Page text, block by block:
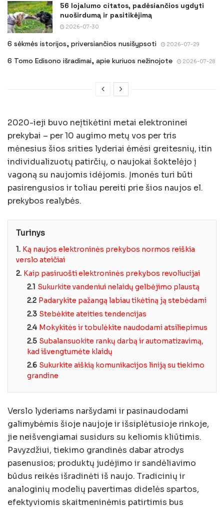
56 lojalumo citatos, padėsiančios ugdyti
nuoširdumą ir pasitikėjimą
2026-07-30
6 sėkmės istorijos, priversiančios nusišypsoti 2026-07-29
6 Tomo Edisono išradimai, apie kuriuos nežinojote 2026-07-28
2020-ieji buvo neįtikėtini metai elektroninei
prekybai – per 10 augimo metų vos per tris
mėnesius šios srities lyderiai ėmėsi greitesnių, itin
individualizuotų patirčių, o naujokai šoktelėjo į
vagoną su naujomis idėjomis. Įmonės turi būti
pasirengusios ir toliau pereiti prie šios naujos el.
prekybos realybės.
Turinys
1. Ką naujos elektroninės prekybos normos reiškia
verslo ateičiai
2. Kaip pasiruošti elektroninės prekybos revoliucijai
2.1 Sukurkite vandeniui nelaidų gelbėjimo plaustą
2.2 Padarykite pažangą labiau tikėtiną ją stebėdami
2.3 Stebėkite ateities tendencijas
2.4 Mokykitės ir tobulėkite naudodami atsiliepimus
2.5 Subalansuokite rankų darbą ir automatizavimą,
kad išvengtumėte klaidų
2.6 Sukurkite aiškią komunikacijos liniją su tiekimo
grandine
Verslo lyderiams naršydami ir pasinaudodami
galimybėmis šioje naujoje ir išsiplėtusioje rinkoje,
jie neišvengiamai susidurs su keliomis kliūtimis.
Pavyzdžiui, tiekimo grandinės dabar atrodys
pasenusios; produktų judėjimo ir sandėliavimo
būdus reikės išradinėti iš naujo. Tradicinių ir
analoginių modelių pavertimas didelės spartos,
efektyviomis skaitmeninėmis patirtimis bus